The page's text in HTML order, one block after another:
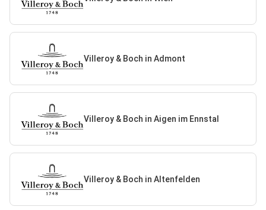
Villeroy & Boch in Admont
Villeroy & Boch in Aigen im Ennstal
Villeroy & Boch in Altenfelden